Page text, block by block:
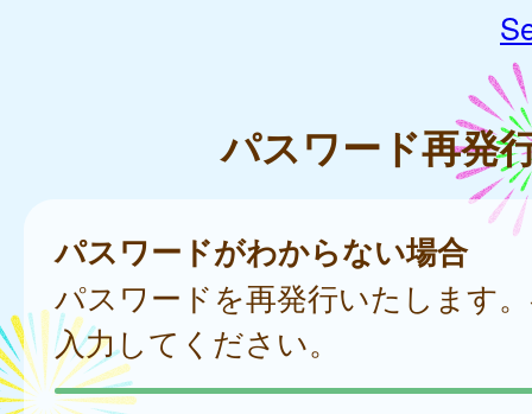
パスワード再発
パスワードがわからない場合
パスワードを再発行いたします
入力してください。